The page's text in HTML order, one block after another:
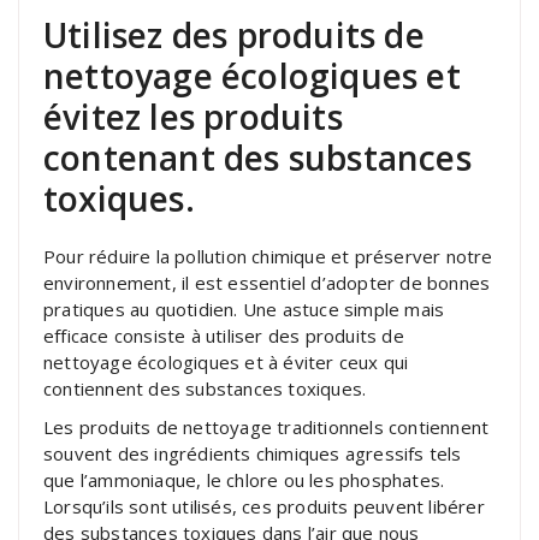
Utilisez des produits de
nettoyage écologiques et
évitez les produits
contenant des substances
toxiques.
Pour réduire la pollution chimique et préserver notre
environnement, il est essentiel d’adopter de bonnes
pratiques au quotidien. Une astuce simple mais
efficace consiste à utiliser des produits de
nettoyage écologiques et à éviter ceux qui
contiennent des substances toxiques.
Les produits de nettoyage traditionnels contiennent
souvent des ingrédients chimiques agressifs tels
que l’ammoniaque, le chlore ou les phosphates.
Lorsqu’ils sont utilisés, ces produits peuvent libérer
des substances toxiques dans l’air que nous